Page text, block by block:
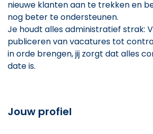
nieuwe klanten aan te trekken en
nog beter te ondersteunen.
Je houdt alles administratief strak:
publiceren van vacatures tot
in orde brengen, jij zorgt dat alles
date is.
Jouw profiel